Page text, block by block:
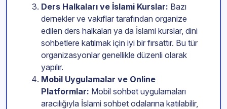
Ders Halkaları ve İslami Kurslar: Bazı
dernekler ve vakıflar tarafından organize
edilen ders halkaları ya da İslami kurslar, dini
sohbetlere katılmak için iyi bir fırsattır. Bu tür
organizasyonlar genellikle düzenli olarak
yapılır.
Mobil Uygulamalar ve Online
Platformlar: Mobil sohbet uygulamaları
aracılığıyla İslami sohbet odalarına katılabilir,